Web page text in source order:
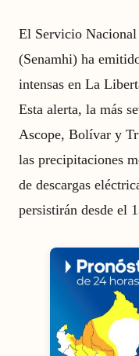
El Servicio
(Senamhi) ha
intensas en La
Esta alerta, la más
Ascope, Bolívar y
las precipitaciones
de descargas
persistirán desde el